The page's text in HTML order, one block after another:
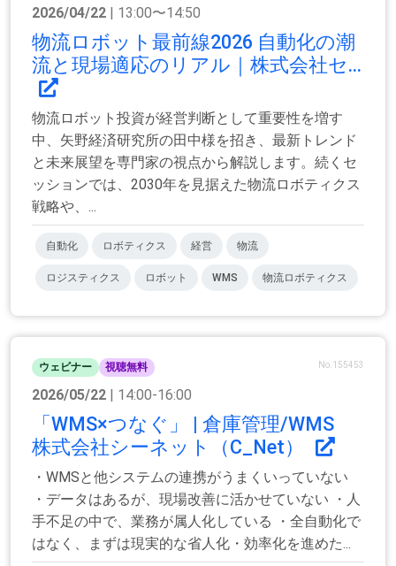
2026/04/22 | 13:00〜14:50
物流ロボット最前線2026 自動化の潮
流と現場適応のリアル｜株式会社セ...
物流ロボット投資が経営判断として重要性を増す
中、矢野経済研究所の田中様を招き、最新トレンド
と未来展望を専門家の視点から解説します。続くセ
ッションでは、2030年を見据えた物流ロボティクス
戦略や、...
自動化 ロボティクス 経営 物流
ロジスティクス ロボット WMS 物流ロボティクス
ウェビナー 視聴無料 No.155453
2026/05/22 | 14:00-16:00
「WMS×つなぐ」 | 倉庫管理/WMS
株式会社シーネット（C_Net）
・WMSと他システムの連携がうまくいっていない
・データはあるが、現場改善に活かせていない ・人
手不足の中で、業務が属人化している ・全自動化で
はなく、まずは現実的な省人化・効率化を進めた...